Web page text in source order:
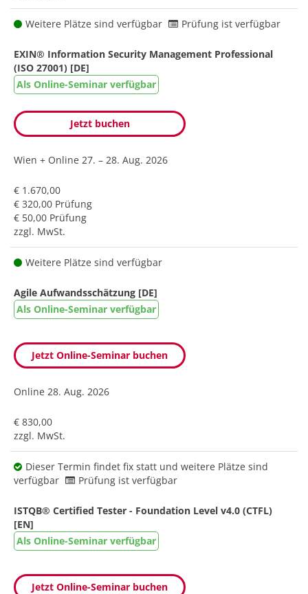
Weitere Plätze sind verfügbar Prüfung ist verfügbar
EXIN® Information Security Management Professional
(ISO 27001) [DE]
Als Online-Seminar verfügbar
Jetzt buchen
Wien + Online 27. – 28. Aug. 2026
€ 1.670,00
€ 320,00 Prüfung
€ 50,00 Prüfung
zzgl. MwSt.
Weitere Plätze sind verfügbar
Agile Aufwandsschätzung [DE]
Als Online-Seminar verfügbar
Jetzt Online-Seminar buchen
Online 28. Aug. 2026
€ 830,00
zzgl. MwSt.
Dieser Termin findet fix statt und weitere Plätze sind
verfügbar
Prüfung ist verfügbar
ISTQB® Certified Tester - Foundation Level v4.0 (CTFL)
[EN]
Als Online-Seminar verfügbar
Jetzt Online-Seminar buchen